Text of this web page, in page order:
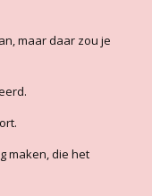
maar daar zou je
maken, die het